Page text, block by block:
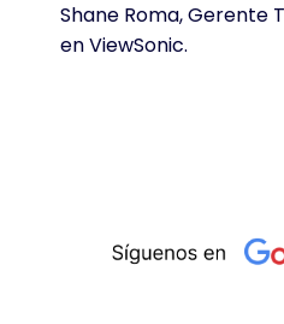
Shane Roma, Gerente
en ViewSonic.